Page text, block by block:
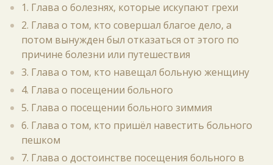
1. Глава о болезнях, которые искупают грехи
2. Глава о том, кто совершал благое дело, а
потом вынужден был отказаться от этого по
причине болезни или путешествия
3. Глава о том, кто навещал больную женщину
4. Глава о посещении больного
5. Глава о посещении больного зиммия
6. Глава о том, кто пришёл навестить больного
пешком
7. Глава о достоинстве посещения больного в